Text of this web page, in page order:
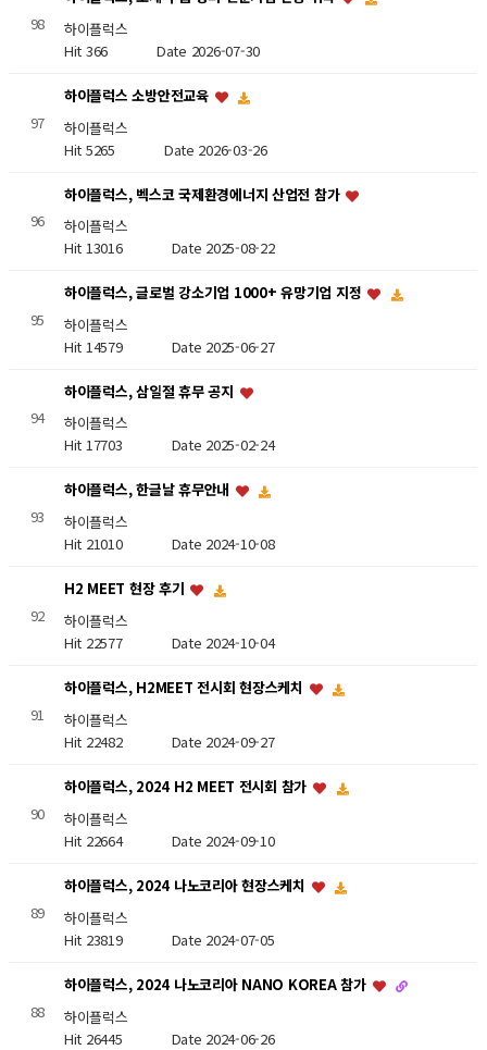
98
하이플럭스
Hit 366Date 2026-07-30
97
하이플럭스 소방안전교육
하이플럭스
Hit 5265 Date 2026-03-26
96
하이플럭스, 벡스코 국제환경에너지 산업전 참가
하이플럭스
Hit 13016 Date 2025-08-22
95
하이플럭스, 글로벌 강소기업 1000+ 유망기업 지정
하이플럭스
Hit 14579 Date 2025-06-27
94
하이플럭스, 삼일절 휴무 공지
하이플럭스
Hit 17703 Date 2025-02-24
93
하이플럭스, 한글날 휴무안내
하이플럭스
Hit 21010 Date 2024-10-08
92
H2 MEET 현장 후기
하이플럭스
Hit 22577 Date 2024-10-04
91
하이플럭스, H2MEET 전시회 현장스케치
하이플럭스
Hit 22482 Date 2024-09-27
90
하이플럭스, 2024 H2 MEET 전시회 참가
하이플럭스
Hit 22664 Date 2024-09-10
89
하이플럭스, 2024 나노코리아 현장스케치
하이플럭스
Hit 23819 Date 2024-07-05
88
하이플럭스, 2024 나노코리아 NANO KOREA 참가
하이플럭스
Hit 26445 Date 2024-06-26